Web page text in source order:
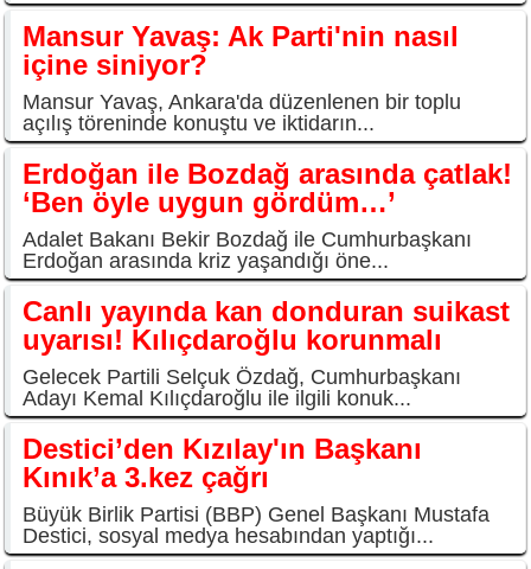
Mansur Yavaş: Ak Parti'nin nasıl
içine siniyor?
Mansur Yavaş, Ankara'da düzenlenen bir toplu
açılış töreninde konuştu ve iktidarın...
Erdoğan ile Bozdağ arasında çatlak!
‘Ben öyle uygun gördüm…’
Adalet Bakanı Bekir Bozdağ ile Cumhurbaşkanı
Erdoğan arasında kriz yaşandığı öne...
Canlı yayında kan donduran suikast
uyarısı! Kılıçdaroğlu korunmalı
Gelecek Partili Selçuk Özdağ, Cumhurbaşkanı
Adayı Kemal Kılıçdaroğlu ile ilgili konuk...
Destici’den Kızılay'ın Başkanı
Kınık’a 3.kez çağrı
Büyük Birlik Partisi (BBP) Genel Başkanı Mustafa
Destici, sosyal medya hesabından yaptığı...